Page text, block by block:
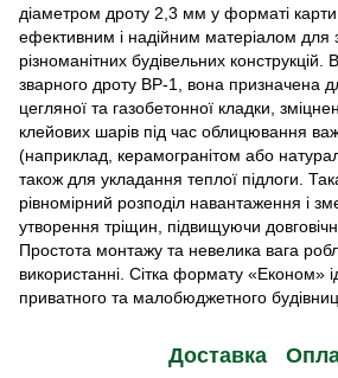
діаметром дроту 2,3 мм у форматі
ефективним і надійним матеріалом для
різноманітних будівельних конструкцій.
зварного дроту ВР-1, вона призначена
цегляної та газобетонної кладки,
клейових шарів під час облицювання
(наприклад, керамогранітом або
також для укладання теплої підлоги.
рівномірний розподіл навантаження і
утворення тріщин, підвищуючи
Простота монтажу та невелика вага
використанні. Сітка формату «Економ»
приватного та малобюджетного
Доставка